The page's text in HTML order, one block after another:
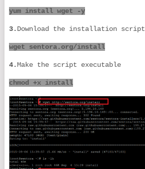
yum install wget -y
3.Download the installation script
wget sentora.org/install
4.Make the script executable
chmod +x install